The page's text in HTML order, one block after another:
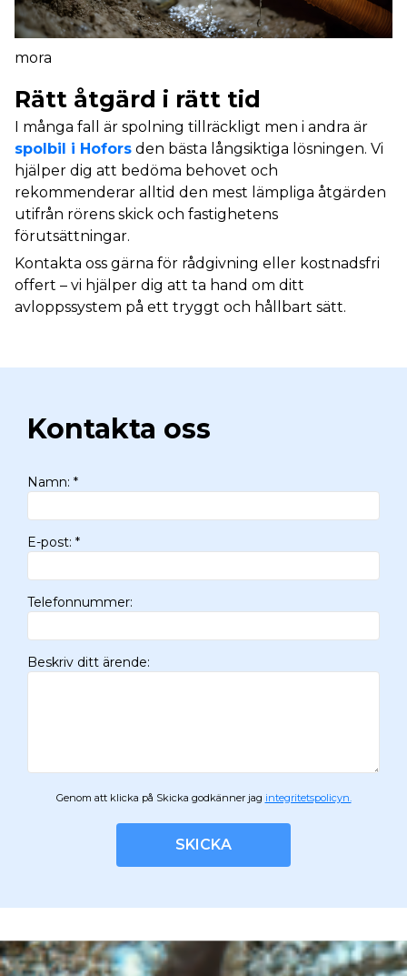
mora
Rätt åtgärd i rätt tid
I många fall är spolning tillräckligt men i andra är
spolbil i Hofors den bästa långsiktiga lösningen. Vi
hjälper dig att bedöma behovet och
rekommenderar alltid den mest lämpliga åtgärden
utifrån rörens skick och fastighetens
förutsättningar.
Kontakta oss gärna för rådgivning eller kostnadsfri
offert – vi hjälper dig att ta hand om ditt
avloppssystem på ett tryggt och hållbart sätt.
Kontakta oss
Namn: *
E-post: *
Telefonnummer:
Beskriv ditt ärende:
Genom att klicka på Skicka godkänner jag integritetspolicyn.
SKICKA